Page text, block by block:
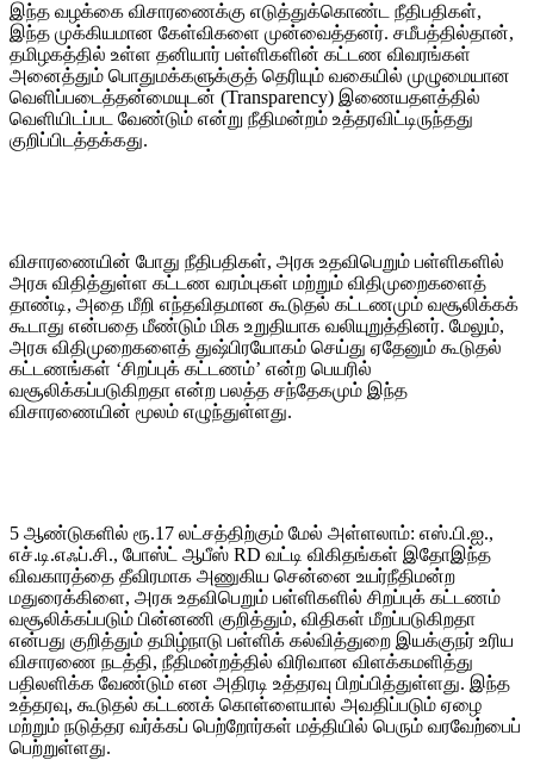
இந்த வழக்கை விசாரணைக்கு எடுத்துக்கொண்ட நீதிபதிகள்,
இந்த முக்கியமான கேள்விகளை முன்வைத்தனர். சமீபத்தில்தான்,
தமிழகத்தில் உள்ள தனியார் பள்ளிகளின் கட்டண விவரங்கள்
அனைத்தும் பொதுமக்களுக்குத் தெரியும் வகையில் முழுமையான
வெளிப்படைத்தன்மையுடன் (Transparency) இணையதளத்தில்
வெளியிடப்பட வேண்டும் என்று நீதிமன்றம் உத்தரவிட்டிருந்தது
குறிப்பிடத்தக்கது.
விசாரணையின் போது நீதிபதிகள், அரசு உதவிபெறும் பள்ளிகளில்
அரசு விதித்துள்ள கட்டண வரம்புகள் மற்றும் விதிமுறைகளைத்
தாண்டி, அதை மீறி எந்தவிதமான கூடுதல் கட்டணமும் வசூலிக்கக்
கூடாது என்பதை மீண்டும் மிக உறுதியாக வலியுறுத்தினர். மேலும்,
அரசு விதிமுறைகளைத் துஷ்பிரயோகம் செய்து ஏதேனும் கூடுதல்
கட்டணங்கள் ‘சிறப்புக் கட்டணம்’ என்ற பெயரில்
வசூலிக்கப்படுகிறதா என்ற பலத்த சந்தேகமும் இந்த
விசாரணையின் மூலம் எழுந்துள்ளது.
5 ஆண்டுகளில் ரூ.17 லட்சத்திற்கும் மேல் அள்ளலாம்: எஸ்.பி.ஐ.,
எச்.டி.எஃப்.சி., போஸ்ட் ஆபீஸ் RD வட்டி விகிதங்கள் இதோஇந்த
விவகாரத்தை தீவிரமாக அணுகிய சென்னை உயர்நீதிமன்ற
மதுரைக்கிளை, அரசு உதவிபெறும் பள்ளிகளில் சிறப்புக் கட்டணம்
வசூலிக்கப்படும் பின்னணி குறித்தும், விதிகள் மீறப்படுகிறதா
என்பது குறித்தும் தமிழ்நாடு பள்ளிக் கல்வித்துறை இயக்குநர் உரிய
விசாரணை நடத்தி, நீதிமன்றத்தில் விரிவான விளக்கமளித்து
பதிலளிக்க வேண்டும் என அதிரடி உத்தரவு பிறப்பித்துள்ளது. இந்த
உத்தரவு, கூடுதல் கட்டணக் கொள்ளையால் அவதிப்படும் ஏழை
மற்றும் நடுத்தர வர்க்கப் பெற்றோர்கள் மத்தியில் பெரும் வரவேற்பைப்
பெற்றுள்ளது.